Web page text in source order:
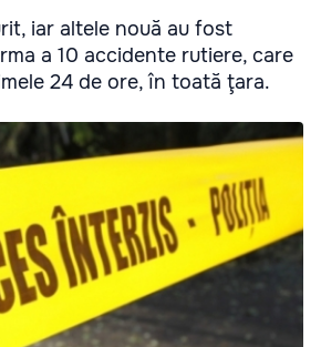
iar altele nouă au fost
a 10 accidente rutiere, care
24 de ore, în toată ţara.